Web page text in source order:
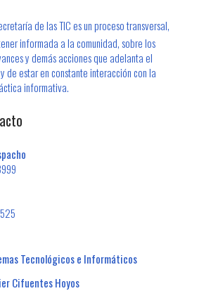
de las TIC es un proceso transversal,
informada a la comunidad, sobre los
y demás acciones que adelanta el
de estar en constante inte​racción con la
informativa.
Tecnológicos e Informáticos
Cifuentes Hoyos